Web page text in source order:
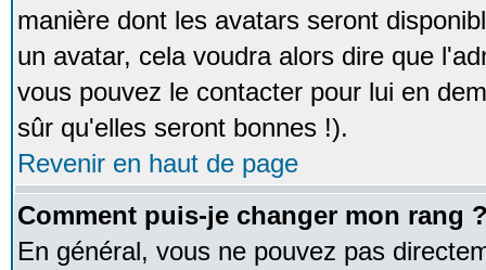
manière dont les avatars seront
un avatar, cela voudra alors dire que
vous pouvez le contacter pour lui en
sûr qu'elles seront bonnes !).
Revenir en haut de page
Comment puis-je changer mon rang
En général, vous ne pouvez pas